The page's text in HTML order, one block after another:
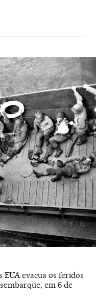
evacua os feridos
em 6 de